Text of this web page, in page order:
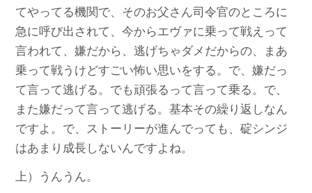
てやってる機関で、そのお父さん司令官のところに
急に呼び出されて、今からエヴァに乗って戦えって
言われて、嫌だから、逃げちゃダメだからの、まあ
乗って戦うけどすごい怖い思いをする。で、嫌だっ
て言って逃げる。でも頑張るって言って乗る。で、
また嫌だって言って逃げる。基本その繰り返しなん
ですよ。で、ストーリーが進んでっても、碇シンジ
はあまり成長しないんですよね。
上）うんうん。